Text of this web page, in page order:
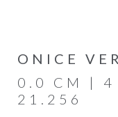
ONICE
0.0 CM | 4
21.256